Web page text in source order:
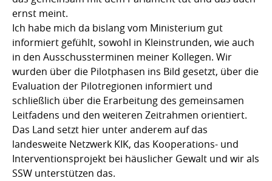
ernst meint.
Ich habe mich da bislang vom Ministerium gut
informiert gefühlt, sowohl in Kleinstrunden, wie auch
in den Ausschussterminen meiner Kollegen. Wir
wurden über die Pilotphasen ins Bild gesetzt, über die
Evaluation der Pilotregionen informiert und
schließlich über die Erarbeitung des gemeinsamen
Leitfadens und den weiteren Zeitrahmen orientiert.
Das Land setzt hier unter anderem auf das
landesweite Netzwerk KIK, das Kooperations- und
Interventionsprojekt bei häuslicher Gewalt und wir als
SSW unterstützen das.